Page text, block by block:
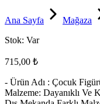
Ana Sayfa Mağaza
Stok: Var
715,00 ₺
- Ürün Adı : Çocuk
Malzeme: Dayanıklı Ve